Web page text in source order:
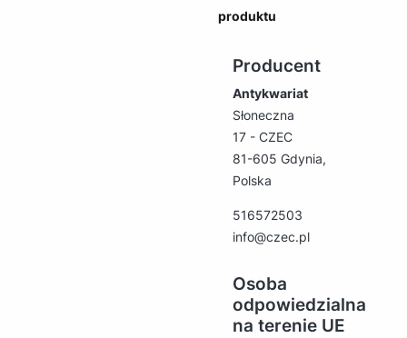
produktu
Producent
Antykwariat
Słoneczna
17 - CZEC
81-605 Gdynia,
Polska
516572503
info@czec.pl
Osoba
odpowiedzialna
na terenie UE